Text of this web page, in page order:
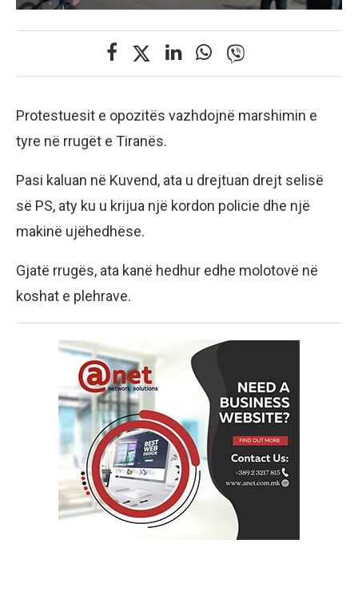
Protestuesit e opozitës vazhdojnë marshimin e
tyre në rrugët e Tiranës.
Pasi kaluan në Kuvend, ata u drejtuan drejt selisë
së PS, aty ku u krijua një kordon policie dhe një
makinë ujëhedhëse.
Gjatë rrugës, ata kanë hedhur edhe molotovë në
koshat e plehrave.